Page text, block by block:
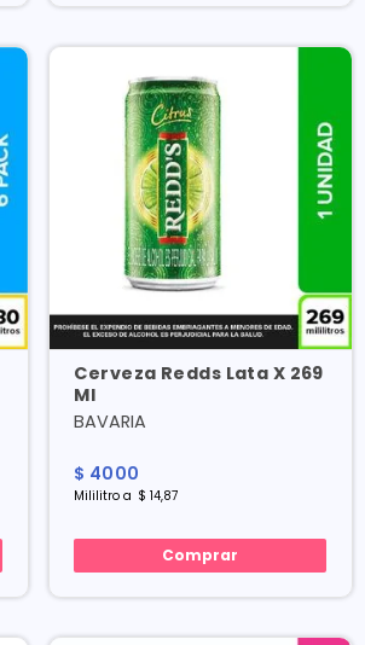
Cerveza Redds Lata X 269
Ml
BAVARIA
$ 4000
Mililitro a $ 14,87
Comprar